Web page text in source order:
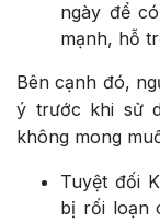
ngày để
mạnh, hỗ
Bên cạnh đó,
ý trước khi sử
không mong
Tuyệt đối
bị rối loạn